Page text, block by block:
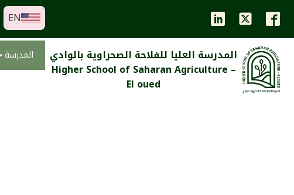
EN
المدرسة العليا للفلاحة الصحراوية بالوادي
Higher School of Saharan Agriculture –
El oued
المدرسة